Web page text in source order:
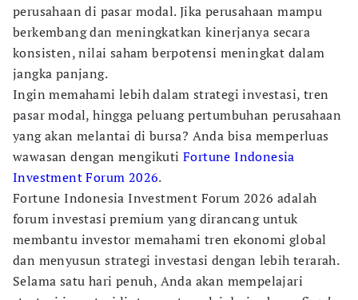
perusahaan di pasar modal. Jika perusahaan mampu
berkembang dan meningkatkan kinerjanya secara
konsisten, nilai saham berpotensi meningkat dalam
jangka panjang.
Ingin memahami lebih dalam strategi investasi, tren
pasar modal, hingga peluang pertumbuhan perusahaan
yang akan melantai di bursa? Anda bisa memperluas
wawasan dengan mengikuti Fortune Indonesia
Investment Forum 2026.
Fortune Indonesia Investment Forum 2026 adalah
forum investasi premium yang dirancang untuk
membantu investor memahami tren ekonomi global
dan menyusun strategi investasi dengan lebih terarah.
Selama satu hari penuh, Anda akan mempelajari